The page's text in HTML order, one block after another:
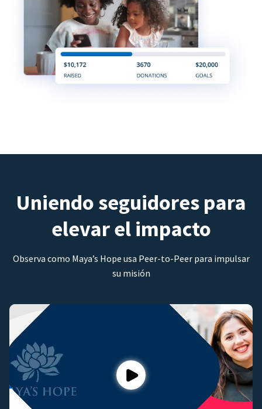
Uniendo seguidores para
elevar el impacto
Observa como Maya’s Hope usa Peer-to-Peer para impulsar
su misión
Play